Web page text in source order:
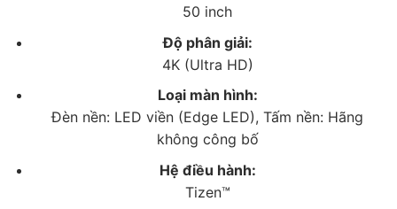
*Hình ảnh chỉ mang tính chất minh họa
– Thưởng thức những khung hình ở độ phân giải 4K có
độ sắc nét và chi tiết cao.
– Bộ xử lý Quantum 4K Litenâng cấp hình ảnh ở độ
phân giải thấp lên mức gần4K.
50 inch
Độ phân giải:
4K (Ultra HD)
Loại màn hình:
Đèn nền: LED viền (Edge LED), Tấm nền: Hãng
không công bố
Hệ điều hành:
Tizen™